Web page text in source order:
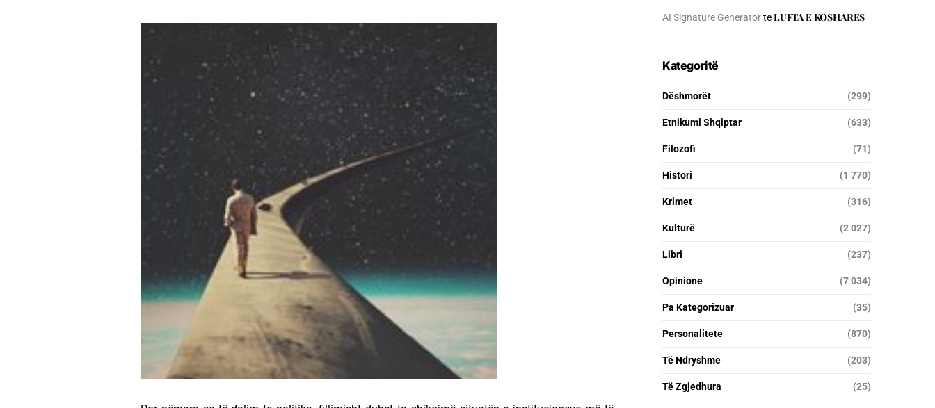
AI Signature GeneratorteLUFTA E KOSHARES
Kategoritë
Dëshmorët (299)
Etnikumi Shqiptar (633)
Filozofi (71)
Histori (1 770)
Krimet (316)
Kulturë (2 027)
Libri (237)
Opinione (7 034)
Pa Kategorizuar (35)
Personalitete (870)
Të Ndryshme (203)
Të Zgjedhura (25)